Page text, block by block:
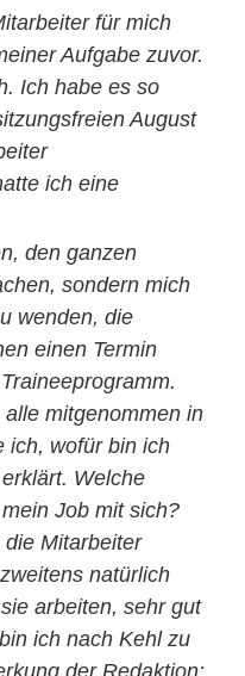
für mich
Aufgabe zuvor.
Ich habe es so
August
ich eine
den ganzen
sondern mich
wenden, die
einen Termin
mitgenommen in
ich, wofür bin ich
Welche
Job mit sich?
Mitarbeiter
natürlich
arbeiten, sehr gut
ich nach Kehl zu